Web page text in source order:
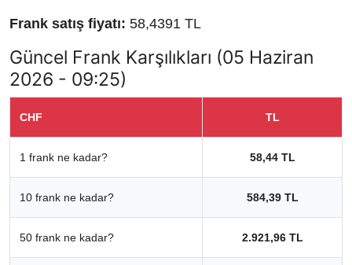
Frank satış fiyatı: 58,4391 TL
Güncel Frank Karşılıkları (05 Haziran
2026 - 09:25)
CHF TL
1 frank ne kadar? 58,44 TL
10 frank ne kadar? 584,39 TL
50 frank ne kadar? 2.921,96 TL